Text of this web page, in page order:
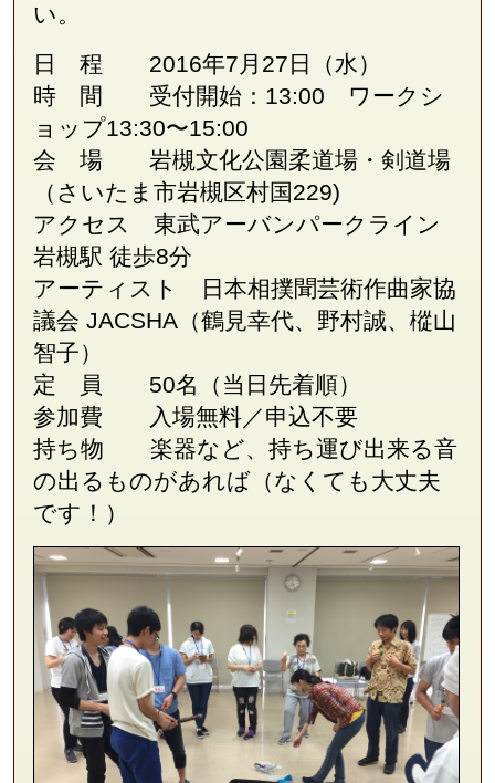
い。
日 程 2016年7月27日（水）
時 間 受付開始：13:00 ワークシ
ョップ13:30〜15:00
会 場 岩槻文化公園柔道場・剣道場
（さいたま市岩槻区村国229)
アクセス 東武アーバンパークライン
岩槻駅 徒歩8分
アーティスト 日本相撲聞芸術作曲家協
議会 JACSHA（鶴見幸代、野村誠、樅山
智子）
定 員 50名（当日先着順）
参加費 入場無料／申込不要
持ち物 楽器など、持ち運び出来る音
の出るものがあれば（なくても大丈夫
です！）